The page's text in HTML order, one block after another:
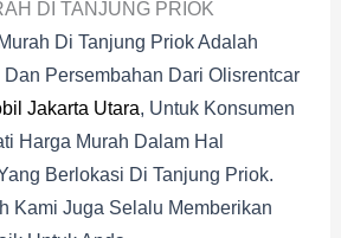
DI TANJUNG PRIOK
Di Tanjung Priok Adalah
Persembahan Dari Olisrentcar
Jakarta Utara, Untuk Konsumen
Harga Murah Dalam Hal
Berlokasi Di Tanjung Priok.
Kami Juga Selalu Memberikan